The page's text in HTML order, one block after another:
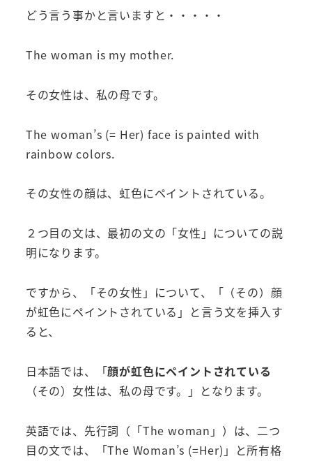
どう言う事かと言いますと・・・・・
The woman is my mother.
その女性は、私の母です。
The woman’s (= Her) face is painted with
rainbow colors.
その女性の顔は、虹色にペイントされている。
２つ目の文は、最初の文の「女性」についての説
明になります。
ですから、「その女性」について、「（その）顔
が虹色にペイントされている」と言う文を挿入す
ると、
日本語では、「顔が虹色にペイントされている
（その）女性は、私の母です。」となります。
英語では、先行詞（「The woman」）は、二つ
目の文では、「The Woman’s (=Her)」と所有格